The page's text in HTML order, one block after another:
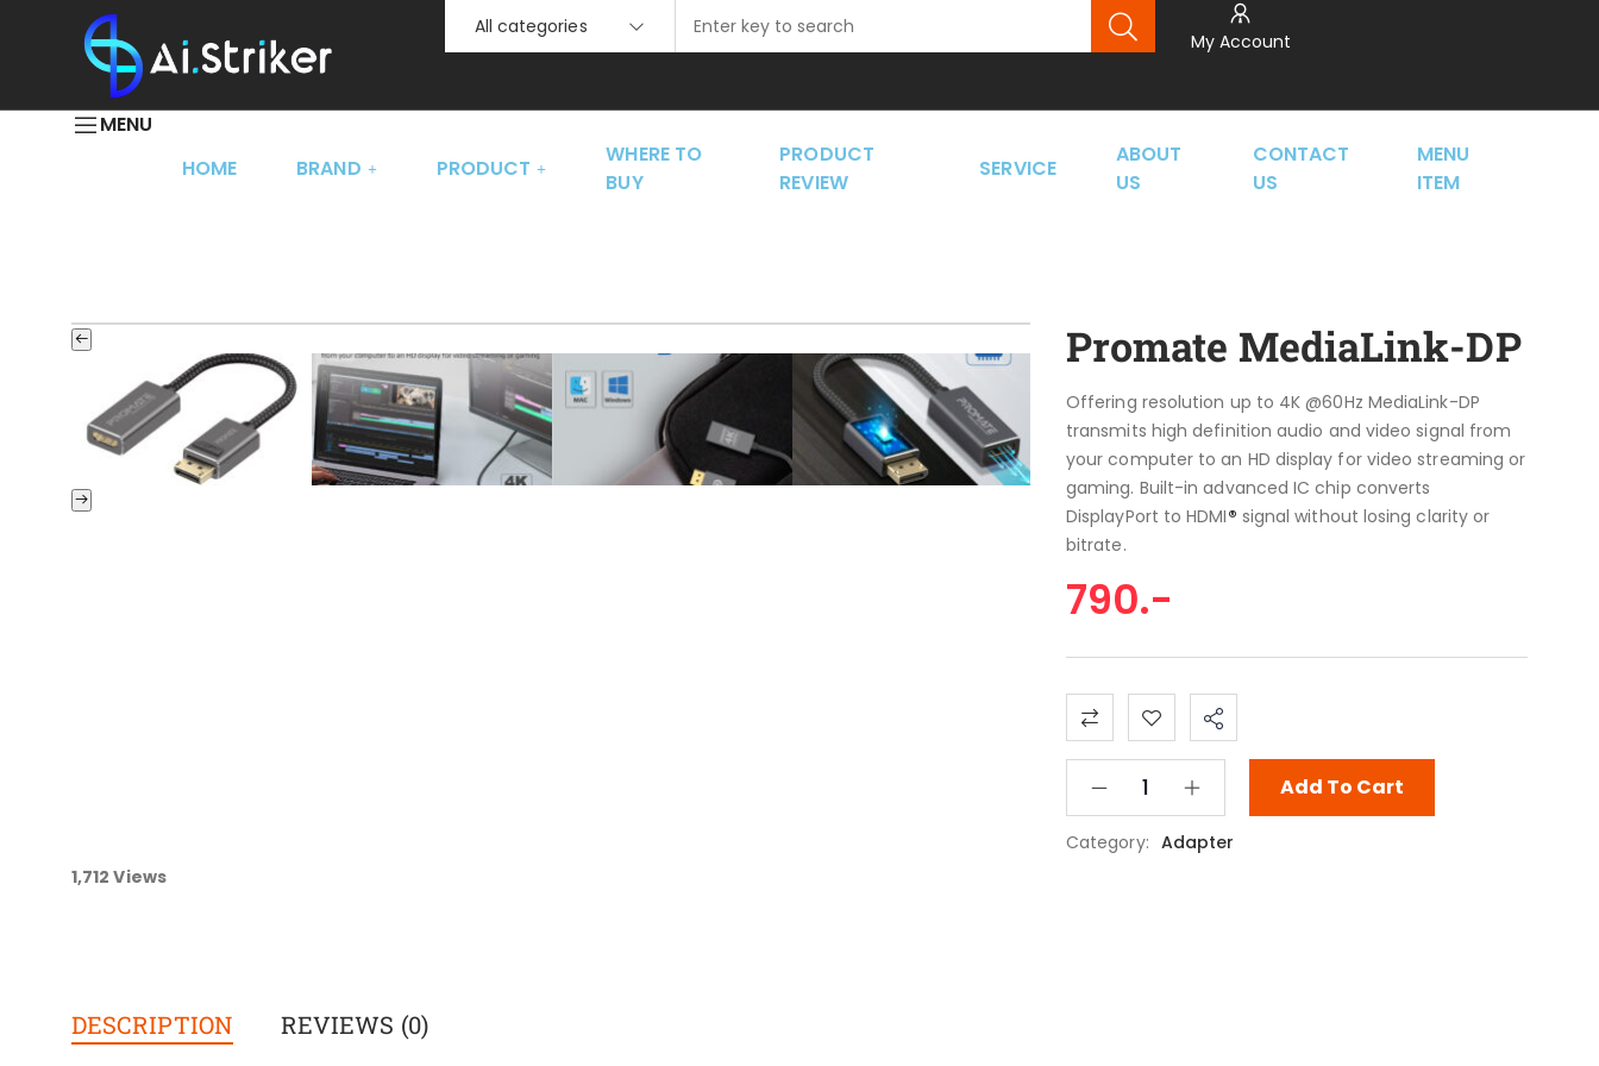
All categories
My Account
MENU
HOME
BRAND PRODUCT
WHERE TO
BUY
PRODUCT
REVIEW
SERVICE
ABOUT
US
CONTACT
US
MENU
ITEM
Promate MediaLink-DP
Offering resolution up to 4K @60Hz MediaLink-DP
transmits high definition audio and video signal from
your computer to an HD display for video streaming or
gaming. Built-in advanced IC chip converts
DisplayPort to HDMI® signal without losing clarity or
bitrate.
790.-
Add To Cart
Category: Adapter
1,712 Views
DESCRIPTION REVIEWS (0)